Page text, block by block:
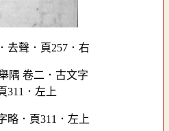
去聲．頁257．右
略．頁311．左上